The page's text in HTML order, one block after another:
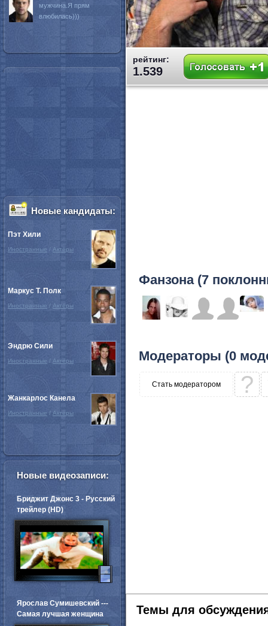
рейтинг:
1.539
Фанзона (7
Модераторы (0
Стать модератором ?
Темы для
мужчина.Я прям
влюбилась)))
Новые кандидаты:
Пэт Хили
Иностранные / Актёры
Маркус Т. Полк
Иностранные / Актёры
Эндрю Сили
Иностранные / Актёры
Жанкарлос Канела
Иностранные / Актёры
Новые видеозаписи:
Бриджит Джонс 3 - Русский
трейлер (HD)
Ярослав Сумишевский ---
Самая лучшая женщина